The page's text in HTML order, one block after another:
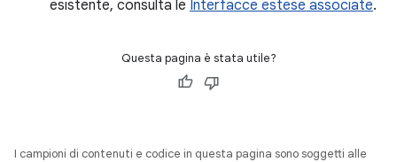
esistente, consulta le Interfacce estese associate.
Questa pagina è stata utile?
I campioni di contenuti e codice in questa pagina sono soggetti alle